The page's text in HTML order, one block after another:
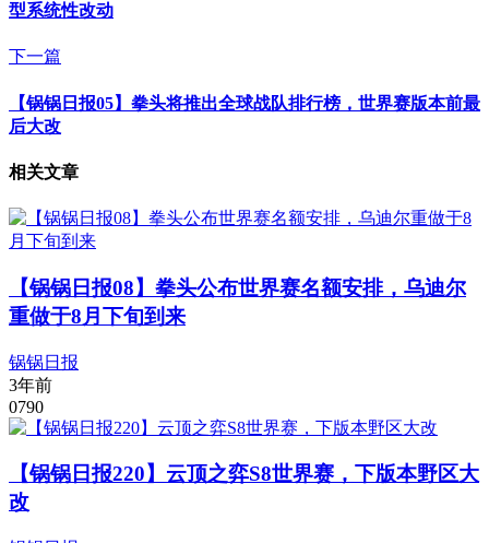
型系统性改动
下一篇
【锅锅日报05】拳头将推出全球战队排行榜，世界赛版本前最
后大改
相关文章
【锅锅日报08】拳头公布世界赛名额安排，乌迪尔
重做于8月下旬到来
锅锅日报
3年前
0790
【锅锅日报220】云顶之弈S8世界赛，下版本野区大
改